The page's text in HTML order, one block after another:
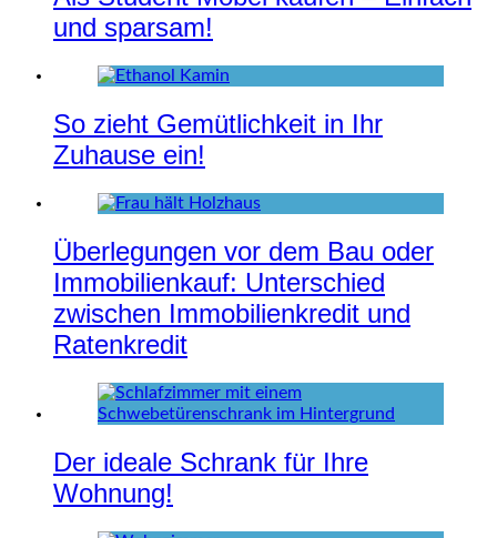
und sparsam!
So zieht Gemütlichkeit in Ihr
Zuhause ein!
Überlegungen vor dem Bau oder
Immobilienkauf: Unterschied
zwischen Immobilienkredit und
Ratenkredit
Der ideale Schrank für Ihre
Wohnung!